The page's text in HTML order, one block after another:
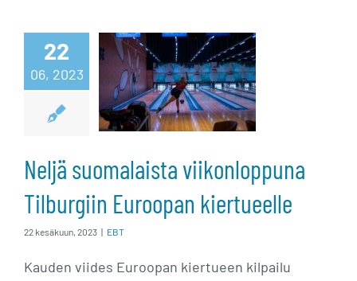
22
06, 2023
suomalaista
viikonloppuna
Tilburgiin
Euroopan
kiertueelle
Neljä suomalaista viikonloppuna
Tilburgiin Euroopan kiertueelle
22 kesäkuun, 2023 | EBT
Kauden viides Euroopan kiertueen kilpailu